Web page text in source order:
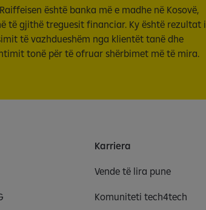
është banka më e madhe në Kosovë,
të gjithë treguesit financiar. Ky është rezultat i
të vazhdueshëm nga klientët tanë dhe
tonë për të ofruar shërbimet më të mira.
Karriera
Vende të lira pune
Komuniteti tech4tech